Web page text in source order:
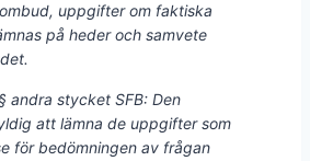
uppgifter om faktiska
på heder och samvete
andra stycket SFB: Den
att lämna de uppgifter som
för bedömningen av frågan